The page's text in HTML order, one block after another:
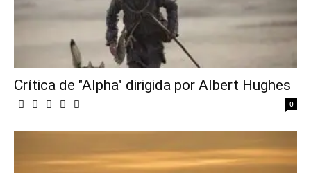
Crítica de "Alpha" dirigida por Albert Hughes
0